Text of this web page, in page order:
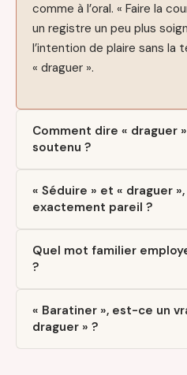
comme à l’oral. « Faire la
un registre un peu plus
l’intention de plaire sans la
« draguer ».
Comment dire « draguer
soutenu ?
« Séduire » et « draguer
exactement pareil ?
Quel mot familier
?
« Baratiner », est-ce un
draguer » ?